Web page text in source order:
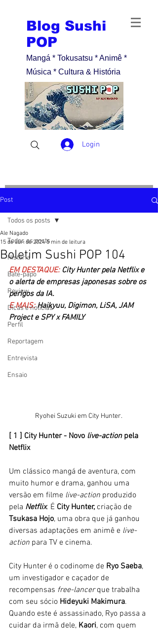
Blog Sushi
POP
Mangá * Tokusatsu * Animê *
Música * Cultura & História
Login
Post
Todos os posts
História
Bate-papo
Review
Dicas e notícias
Perfil
Reportagem
Entrevista
Ensaio
Todos os posts
Boletim Sushi POP 104
Ale Nagado
15 de abr. de 2024 5 min de leitura
EM DESTAQUE: City Hunter pela Netflix e
o alerta de empresas japonesas sobre os
perigos da IA.
E MAIS: Haikyuu, Digimon, LiSA, JAM
Project e SPY x FAMILY
Ryohei Suzuki em City Hunter.
[ 1 ] City Hunter - Novo live-action pela
Netflix
Um clássico mangá de aventura, com
muito humor e drama, ganhou uma
versão em filme live-action produzido
pela Netflix. É City Hunter, criação de
Tsukasa Hojo, uma obra que já ganhou
diversas adaptações em animê e live-
action para TV e cinema.
City Hunter é o codinome de Ryo Saeba,
um investigador e caçador de
recompensas free-lancer que trabalha
com seu sócio Hideyuki Makimura.
Quando este é assassinado, Ryo passa a
cuidar da irmã dele, Kaori, com quem